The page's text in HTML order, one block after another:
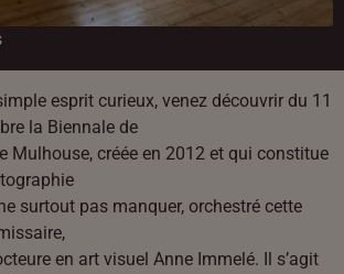
esprit curieux, venez découvrir du 11
la Biennale de
Mulhouse, créée en 2012 et qui constitue
surtout pas manquer, orchestré cette
en art visuel Anne Immelé. Il s’agit